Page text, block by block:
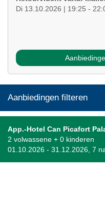
Di 13.10.2026 | 19:25 -
Aanbiedingen filteren
App.-Hotel Can Picafort
2 volwassene + 0 kinderen
01.10.2026 - 31.12.2026, 7